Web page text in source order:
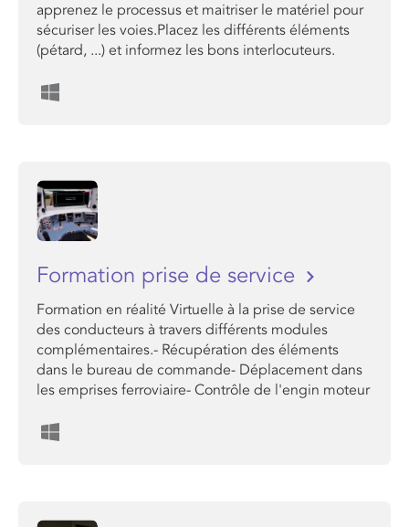
apprenez le processus et maitriser le matériel pour
sécuriser les voies.Placez les différents éléments
(pétard, ...) et informez les bons interlocuteurs.
Formation prise de service
Formation en réalité Virtuelle à la prise de service
des conducteurs à travers différents modules
complémentaires.- Récupération des éléments
dans le bureau de commande- Déplacement dans
les emprises ferroviaire- Contrôle de l'engin moteur